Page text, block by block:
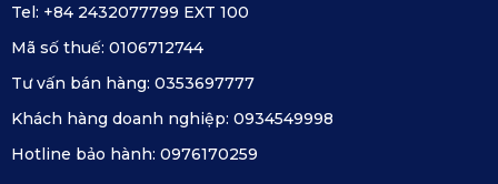
Tel: +84 2432077799 EXT 100
Mã số thuế: 0106712744
Tư vấn bán hàng: 0353697777
Khách hàng doanh nghiệp: 0934549998
Hotline bảo hành: 0976170259